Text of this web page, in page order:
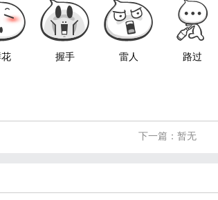
握手 雷人 路过
下一篇：暂无